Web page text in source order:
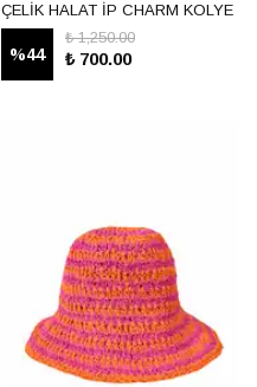
ÇELİK HALAT İP CHARM KOLYE
%44
₺ 1,250.00
₺ 700.00